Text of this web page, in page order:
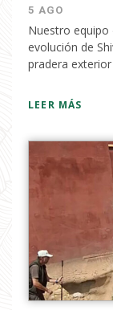
5 AGO
Nuestro equipo
evolución de
pradera
LEER MÁS